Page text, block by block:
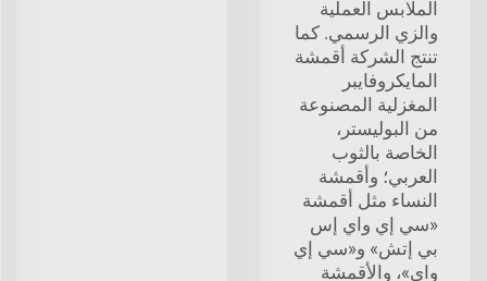
الملابس العملية
والزي الرسمي. كما
تنتج الشركة أقمشة
المايكروفايبر
المغزلية المصنوعة
من البوليستر،
الخاصة بالثوب
العربي؛ وأقمشة
النساء مثل أقمشة
«سي إي واي إس
بي إتش» و«سي إي
واي»، والأقمشة